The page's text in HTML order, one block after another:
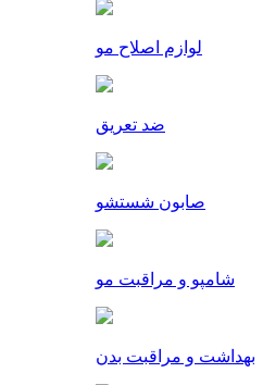
لوازم اصلاح مو
ضد تعریق
صابون شستشو
شامپو و مراقبت مو
بهداشت و مراقبت بدن